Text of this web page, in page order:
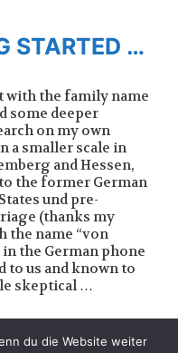
STARTED …
with the family name
some deeper
on my own
a smaller scale in
and Hessen,
the former German
und pre-
(thanks my
the name “von
the German phone
to us and known to
skeptical …
du die Website weiter